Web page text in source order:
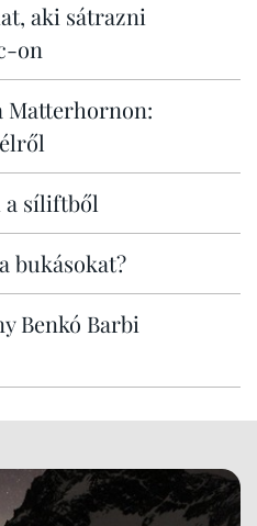
aki sátrazni
on
Matterhornon:
a síliftből
bukásokat?
Benkó Barbi